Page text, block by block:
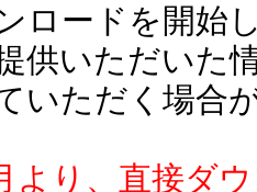
ロードを開始
供いただいた
いただく場合
より、直接ダ